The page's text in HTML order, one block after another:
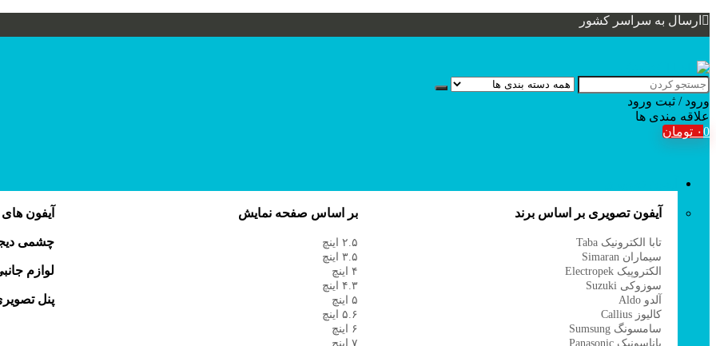
ارسال به سراسر کشور
ورود / ثبت ورود
علاقه مندی ها
0۰ تومان
آیفون تصویری بر اساس برند
تابا الکترونیک Taba
سیماران Simaran
الکتروپیک Electropek
سوزوکی Suzuki
آلدو Aldo
کالیوز Callius
سامسونگ Sumsung
پاناسونیک Panasonic
بر اساس صفحه نمایش
۲.۵ اینچ
۳.۵ اینچ
۴ اینچ
۴.۳ اینچ
۵ اینچ
۵.۶ اینچ
۶ اینچ
۷ اینچ
آیفون
چشمی
لوازم
پنل